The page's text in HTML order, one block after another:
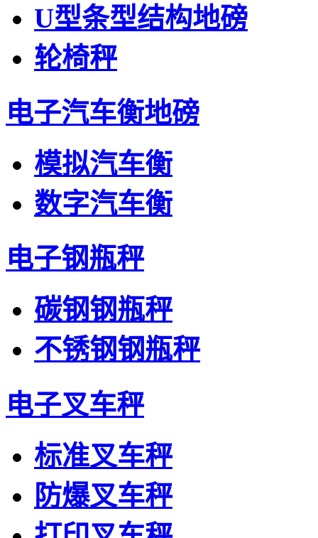
U型条型结构地磅
轮椅秤
电子汽车衡地磅
模拟汽车衡
数字汽车衡
电子钢瓶秤
碳钢钢瓶秤
不锈钢钢瓶秤
电子叉车秤
标准叉车秤
防爆叉车秤